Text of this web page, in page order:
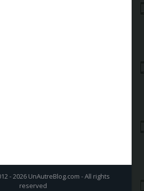
- 2026 UnAutreBlog.com - All rights
reserved